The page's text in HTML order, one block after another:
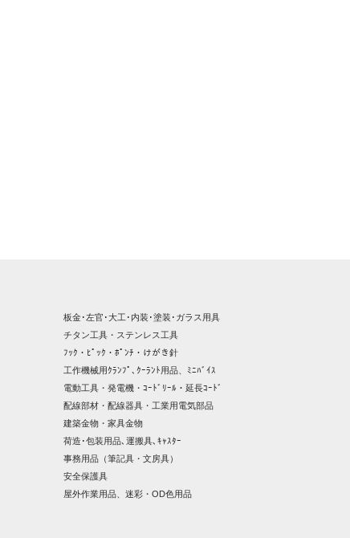
板金･左官･大工･内装･塗装･ガラス用具
チタン工具・ステンレス工具
ﾌｯｸ・ﾋﾟｯｸ・ﾎﾟﾝﾁ・けがき針
工作機械用ｸﾗﾝﾌﾟ､ｸｰﾗﾝﾄ用品、ﾐﾆﾊﾞｲｽ
電動工具・発電機・ｺｰﾄﾞﾘｰﾙ・延長ｺｰﾄﾞ
配線部材・配線器具・工業用電気部品
建築金物・家具金物
荷造･包装用品､運搬具､ｷｬｽﾀｰ
事務用品（筆記具・文房具）
安全保護具
屋外作業用品、迷彩・OD色用品